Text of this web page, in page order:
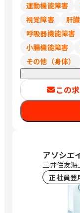
県
町
テ
（
京
ル
県
（
県
市
運動機能障害
視覚障害
肝
呼吸器機能障害
小腸機能障害
その他（身体）
この
アソシエ
三井住友
正社員登